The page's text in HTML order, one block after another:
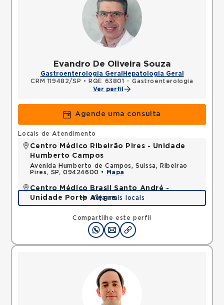
Evandro De Oliveira Souza
Gastroenterologia Geral Hepatologia Geral
CRM 119482/SP •
RQE 63801 - Gastroenterologia
Ver perfil
Agende uma consulta
Compartilhe este perfil
Locais de Atendimento
Centro Médico Ribeirão Pires - Unidade
Humberto Campos
Avenida Humberto de Campos, Suissa, Ribeirao
Pires, SP, 09424600 •
Mapa
Centro Médico Brasil Santo André -
Unidade Porto Alegre
Rua Porto Alegre, Vila Assuncao, Santo Andre, SP,
Mapa
Veja mais locais